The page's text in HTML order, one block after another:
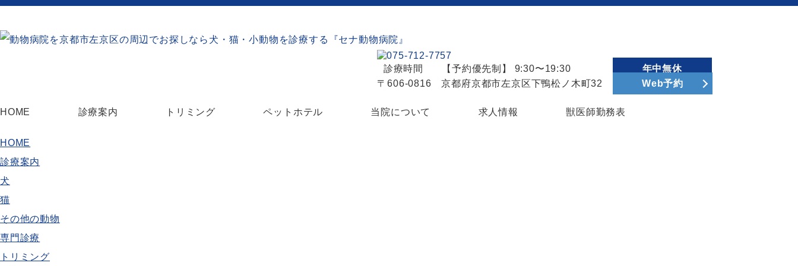
診療時間 【予約優先制】 9:30〜19:30
年中無休
〒606-0816 京都府京都市左京区下鴨松ノ木町32
Web予約
HOME 診療案内 トリミング ペットホテル 当院について 求人情報 獣医師勤務表
HOME
診療案内
犬
猫
その他の動物
専門診療
トリミング